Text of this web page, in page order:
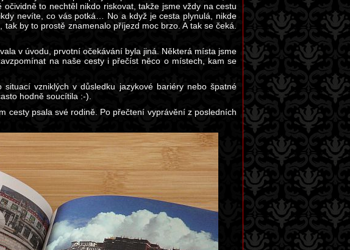
to nechtěl nikdo riskovat, takže jsme vždy na cestu
nevíte, co vás potká… No a když je cesta plynulá, nikde
by to prostě znamenalo příjezd moc brzo. A tak se čeká.
v úvodu, prvotní očekávání byla jiná. Některá místa jsme
na naše cesty i přečíst něco o místech, kam se
vzniklých v důsledku jazykové bariéry nebo špatné
hodně soucítila :-).
cesty psala své rodině. Po přečtení vyprávění z posledních